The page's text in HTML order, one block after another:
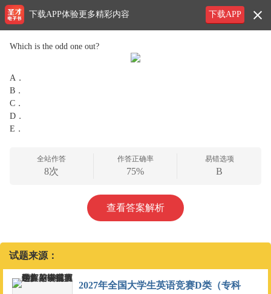
Which is the odd one out?
A．
B．
C．
D．
E．
全站作答
8次
作答正确率
75%
易错选项
B
查看答案解析
试题来源：
2027年全国大学生英语竞赛D类（专科
下载APP
下载APP体验更多精彩内容